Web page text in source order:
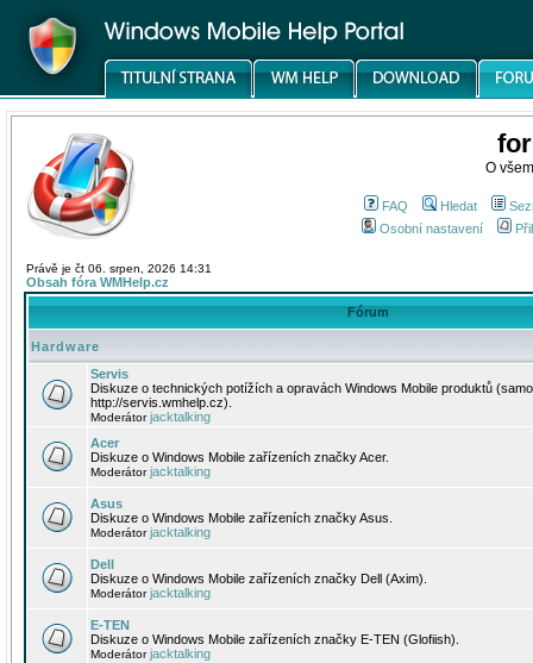
O
FAQ Hledat
Osobní nastavení
Právě je čt 06. srpen, 2026 14:31
Obsah fóra WMHelp.cz
Fórum
Hardware
Servis
Diskuze o technických potížích a opravách Windows Mobile produktů
http://servis.wmhelp.cz).
Moderátorjacktalking
Acer
Diskuze o Windows Mobile zařízeních značky Acer.
Moderátorjacktalking
Asus
Diskuze o Windows Mobile zařízeních značky Asus.
Moderátorjacktalking
Dell
Diskuze o Windows Mobile zařízeních značky Dell (Axim).
Moderátorjacktalking
E-TEN
Diskuze o Windows Mobile zařízeních značky E-TEN (Glofiish).
Moderátorjacktalking